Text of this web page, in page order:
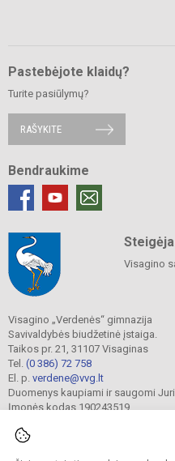
Pastebėjote klaidų?
Turite pasiūlymų?
RAŠYKITE
Bendraukime
Visagino
Visagino „Verdenės“ gimnazija
Savivaldybės biudžetinė įstaiga.
Taikos pr. 21, 31107 Visaginas
Tel. (0 386) 72 758
El. p. verdene@vvg.lt
Duomenys kaupiami ir saugomi
Įmonės kodas 190243519